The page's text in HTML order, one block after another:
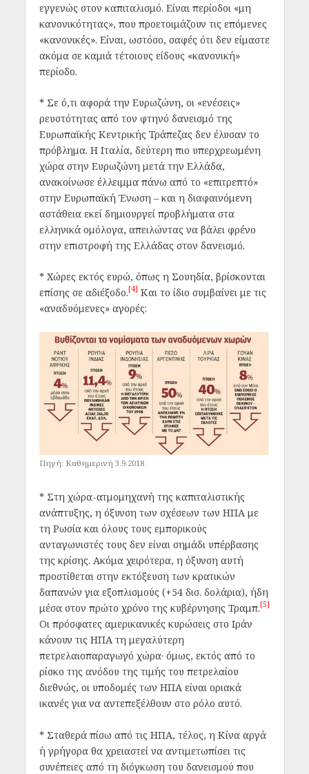
εγγενώς στον καπιταλισμό. Είναι περίοδοι «μη
κανονικότητας», που προετοιμάζουν τις επόμενες
«κανονικές». Είναι, ωστόσο, σαφές ότι δεν είμαστε
ακόμα σε καμιά τέτοιους είδους «κανονική»
περίοδο.
* Σε ό,τι αφορά την Ευρωζώνη, οι «ενέσεις»
ρευστότητας από τον φτηνό δανεισμό της
Ευρωπαϊκής Κεντρικής Τράπεζας δεν έλυσαν το
πρόβλημα. Η Ιταλία, δεύτερη πιο υπερχρεωμένη
χώρα στην Ευρωζώνη μετά την Ελλάδα,
ανακοίνωσε έλλειμμα πάνω από το «επιτρεπτό»
στην Ευρωπαϊκή Ένωση – και η διαφαινόμενη
αστάθεια εκεί δημιουργεί προβλήματα στα
ελληνικά ομόλογα, απειλώντας να βάλει φρένο
στην επιστροφή της Ελλάδας στον δανεισμό.
* Χώρες εκτός ευρώ, όπως η Σουηδία, βρίσκονται
επίσης σε αδιέξοδο.[4] Και το ίδιο συμβαίνει με τις
«αναδυόμενες» αγορές:
Πηγή: Καθημερινή 3.9.2018
* Στη χώρα-ατμομηχανή της καπιταλιστικής
ανάπτυξης, η όξυνση των σχέσεων των ΗΠΑ με
τη Ρωσία και όλους τους εμπορικούς
ανταγωνιστές τους δεν είναι σημάδι υπέρβασης
της κρίσης. Ακόμα χειρότερα, η όξυνση αυτή
προστίθεται στην εκτόξευση των κρατικών
δαπανών για εξοπλισμούς (+54 δισ. δολάρια), ήδη
μέσα στον πρώτο χρόνο της κυβέρνησης Τραμπ.[5]
Οι πρόσφατες αμερικανικές κυρώσεις στο Ιράν
κάνουν τις ΗΠΑ τη μεγαλύτερη
πετρελαιοπαραγωγό χώρα· όμως, εκτός από το
ρίσκο της ανόδου της τιμής του πετρελαίου
διεθνώς, οι υποδομές των ΗΠΑ είναι οριακά
ικανές για να αντεπεξέλθουν στο ρόλο αυτό.
* Σταθερά πίσω από τις ΗΠΑ, τέλος, η Κίνα αργά
ή γρήγορα θα χρειαστεί να αντιμετωπίσει τις
συνέπειες από τη διόγκωση του δανεισμού που